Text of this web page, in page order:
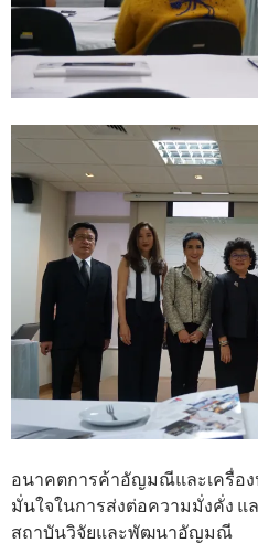
อนาคตการค้าอัญมณีและเครื่อง
มั่นใจในการส่งต่อความมั่งคั่ง
สถาบันวิจัยและพัฒนาอัญมณี